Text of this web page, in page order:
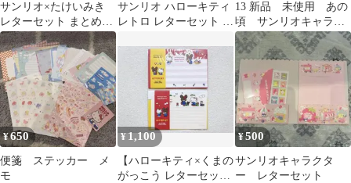
サンリオ×たけいみき
レターセット まとめ売
り 4点セット
サンリオ ハローキティ
レトロ レターセット お
ェルス
13 新品 未使用 あの
頃 サンリオキャラク
ターズ レターセット
¥650
便箋 ステッカー メ
モ
¥1,100
【ハローキティ×くまの
がっこう レターセット
¥500
サンリオキャラクタ
ー レターセット